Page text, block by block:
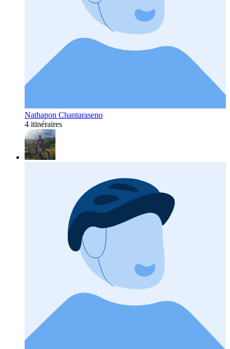
Nathapon Chantaraseno
4 itinéraires